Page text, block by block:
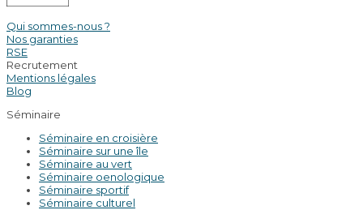
Qui sommes-nous ?
Nos garanties
RSE
Recrutement
Mentions légales
Blog
Séminaire
Séminaire en croisière
Séminaire sur une île
Séminaire au vert
Séminaire oenologique
Séminaire sportif
Séminaire culturel